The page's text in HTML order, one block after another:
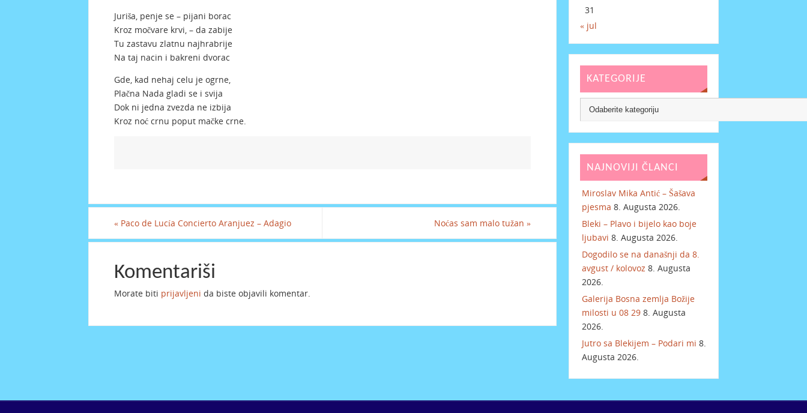
Juriša, penje se – pijani borac
Kroz močvare krvi, – da zabije
Tu zastavu zlatnu najhrabrije
Na taj nacin i bakreni dvorac
Gde, kad nehaj celu je ogrne,
Plačna Nada gladi se i svija
Dok ni jedna zvezda ne izbija
Kroz noć crnu poput mačke crne.
« Paco de Lucía Concierto Aranjuez – Adagio Noćas sam malo tužan »
Komentariši
Morate biti prijavljeni da biste objavili komentar.
31
« jul
KATEGORIJE
NAJNOVIJI ČLANCI
Miroslav Mika Antić – Šašava
pjesma 8. Augusta 2026.
Bleki – Plavo i bijelo kao boje
ljubavi 8. Augusta 2026.
Dogodilo se na današnji da 8.
avgust / kolovoz 8. Augusta
2026.
Galerija Bosna zemlja Božije
milosti u 08 29 8. Augusta
2026.
Jutro sa Blekijem – Podari mi 8.
Augusta 2026.